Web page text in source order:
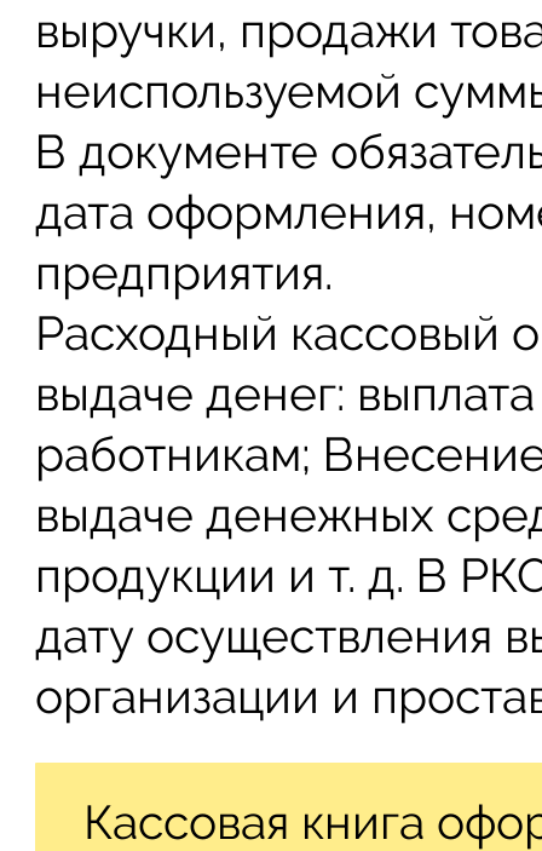
выручки, продажи
неиспользуемой
В документе
дата оформления,
предприятия.
Расходный кассовый
выдаче денег:
работникам;
выдаче денежных
продукции и т. д. В
дату осуществления
организации и
Кассовая книга